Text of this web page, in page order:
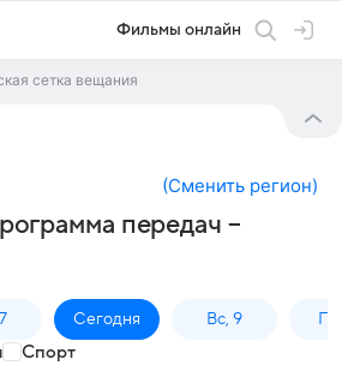
Фильмы онлайн
сетка вещания
(Сменить регион)
передач –
Сегодня Вс, 9
Спорт